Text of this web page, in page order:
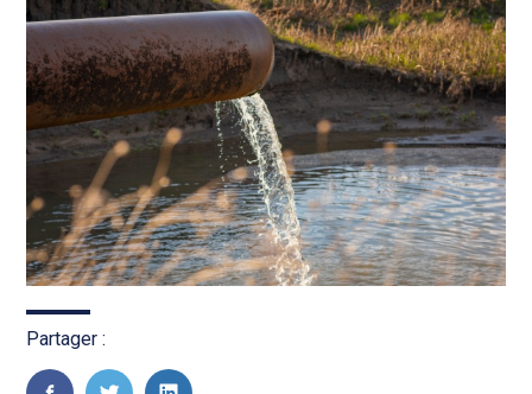
Partager :